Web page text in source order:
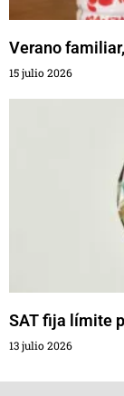
Verano
15 julio 2026
SAT fija límite
13 julio 2026